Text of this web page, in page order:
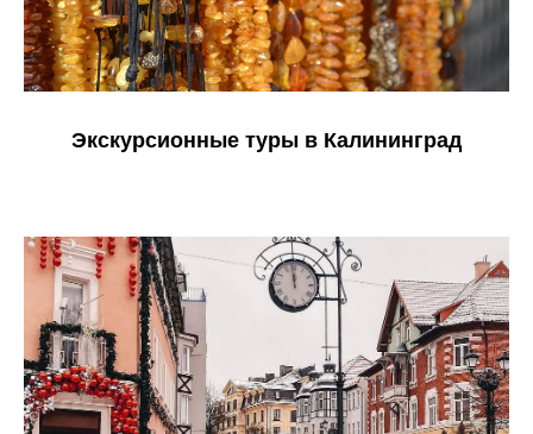
Экскурсионные туры в Калининград